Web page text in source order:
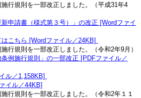
行規則を一部改正しました。（平成31年4
新申請書（様式第３号）」の改正 [Wordファイ
こちら [Wordファイル／24KB]
行規則を一部改正しました。（令和2年9月）
条例施行規則」の一部改正 [PDFファイル／
ル／1,158KB]
イル／44KB]
行規則を一部改正しました。（令和2年１１